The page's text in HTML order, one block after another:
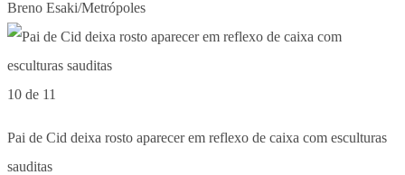
Breno Esaki/Metrópoles
10 de 11
Pai de Cid deixa rosto aparecer em reflexo de caixa com esculturas
sauditas